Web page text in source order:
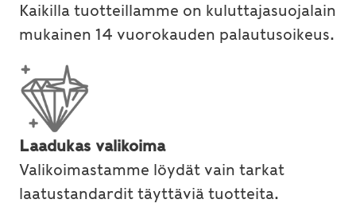
Kaikilla tuotteillamme on kuluttajasuojalain
mukainen 14 vuorokauden palautusoikeus.
Laadukas valikoima
Valikoimastamme löydät vain tarkat
laatustandardit täyttäviä tuotteita.